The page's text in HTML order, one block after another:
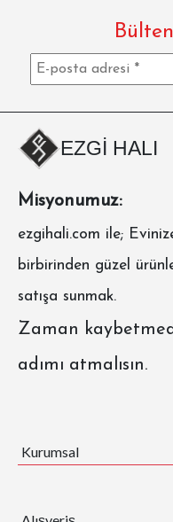
EZGİ HALI
Misyonumuz:
ezgihali.com ile;
birbirinden güzel
satışa sunmak.
Zaman
adımı atmalısın.
Kurumsal